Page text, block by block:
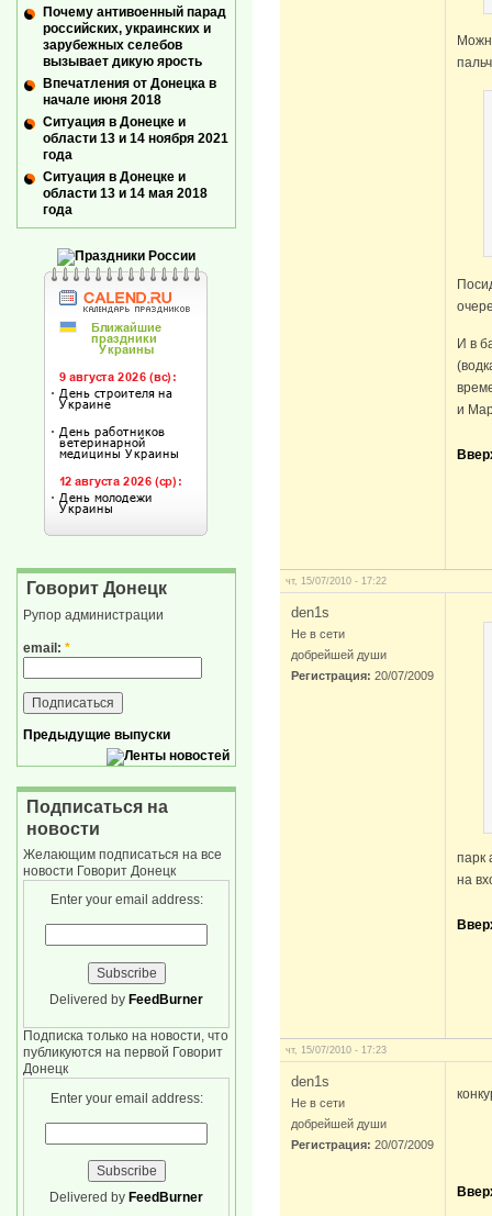
И в
и
чт, 15/07/2010 - 17:22
den1s
Не в сети
добрейшей души
Регистрация: 20/07/2009
парк
на
чт, 15/07/2010 - 17:23
den1s
Не в сети
добрейшей души
Регистрация: 20/07/2009
Почему антивоенный парад
российских, украинских и
зарубежных селебов
вызывает дикую ярость
Впечатления от Донецка в
начале июня 2018
Ситуация в Донецке и
области 13 и 14 ноября 2021
года
Ситуация в Донецке и
области 13 и 14 мая 2018
года
Говорит Донецк
Рупор администрации
email: *
Предыдущие выпуски
Подписаться на
новости
Желающим подписаться на все
новости Говорит Донецк
Enter your email address:
Delivered by FeedBurner
Подписка только на новости, что
публикуются на первой Говорит
Донецк
Enter your email address:
Delivered by FeedBurner